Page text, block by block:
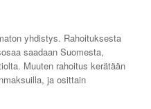
yhdistys. Rahoituksesta
saadaan Suomesta,
Muuten rahoitus kerätään
ja osittain